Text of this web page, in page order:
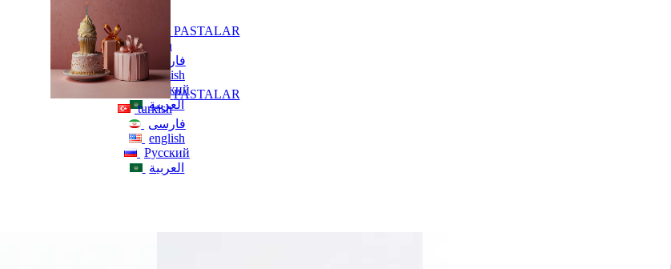
PASTALAR
turkish
فارسی
english
Русский
العربية
PASTALAR
turkish
فارسی
english
Русский
العربية